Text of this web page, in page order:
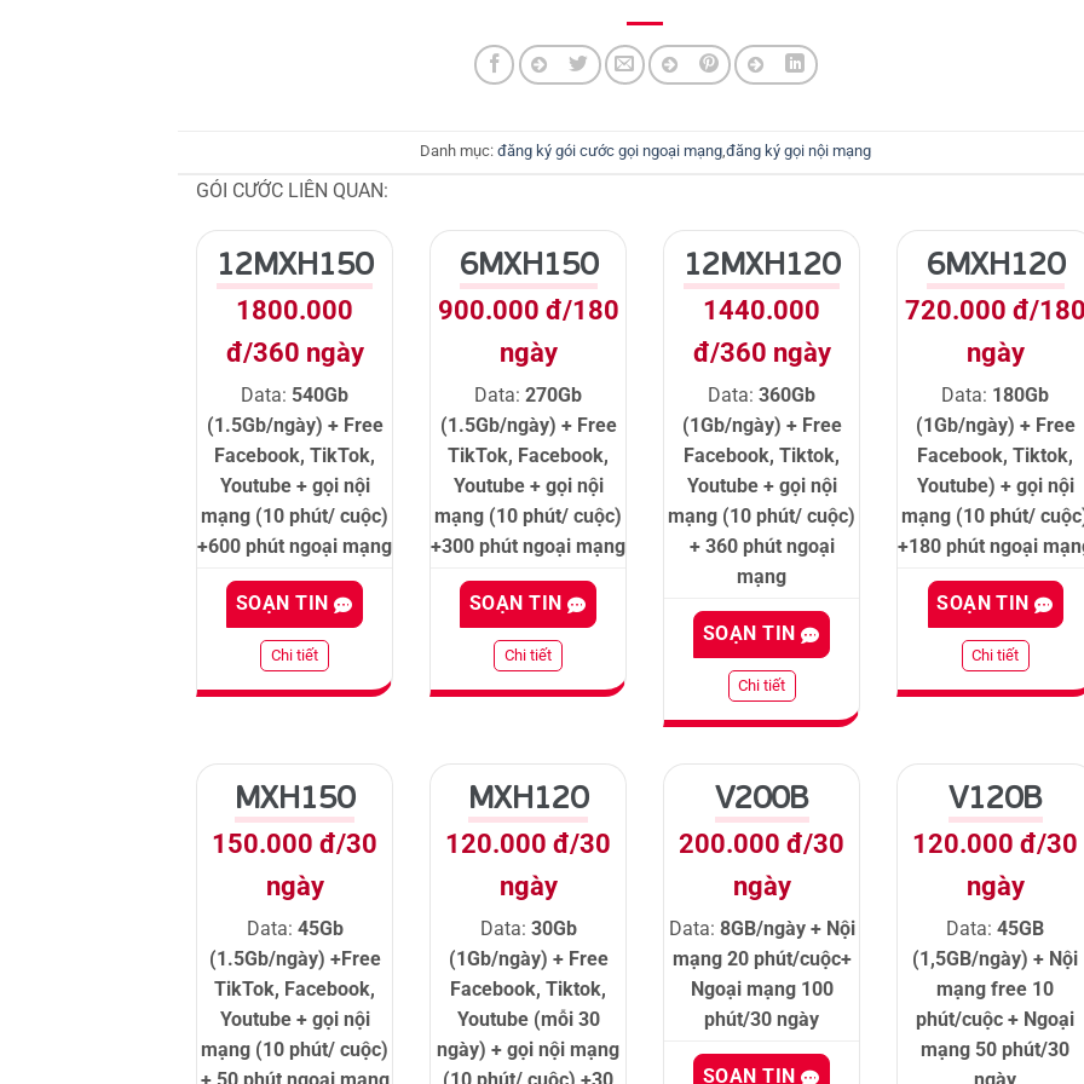
Danh mục: đăng ký gói cước gọi ngoại mạng, đăng ký gọi nội mạng
GÓI CƯỚC LIÊN QUAN:
12MXH150
1800.000
đ/360 ngày
Data: 540Gb
(1.5Gb/ngày) + Free
Facebook, TikTok,
Youtube + gọi nội
mạng (10 phút/ cuộc)
+600 phút ngoại mạng
SOẠN TIN
Chi tiết
6MXH150
900.000 đ/180
ngày
Data:270Gb
(1.5Gb/ngày) + Free
TikTok, Facebook,
Youtube + gọi nội
mạng (10 phút/ cuộc)
+300 phút ngoại mạng
SOẠN TIN
Chi tiết
12MXH120
1440.000
đ/360 ngày
Data:360Gb
(1Gb/ngày) + Free
Facebook, Tiktok,
Youtube + gọi nội
mạng (10 phút/ cuộc)
+ 360 phút ngoại
mạng
SOẠN TIN
Chi tiết
6MXH120
720.000 đ/
ngày
Data: 180Gb
(1Gb/ngày) + Free
Facebook, Tiktok,
Youtube) + gọi nội
mạng (10 phút/
+180 phút ngoại
SOẠN TIN
Chi tiết
MXH150
150.000 đ/30
ngày
Data: 45Gb
(1.5Gb/ngày) +Free
TikTok, Facebook,
Youtube + gọi nội
mạng (10 phút/ cuộc)
MXH120
120.000 đ/30
ngày
Data: 30Gb
(1Gb/ngày) + Free
Facebook, Tiktok,
Youtube (mỗi 30
ngày) + gọi nội mạng
V200B
200.000 đ/30
ngày
Data: 8GB/ngày + Nội
mạng 20 phút/cuộc+
Ngoại mạng 100
phút/30 ngày
SOẠN TIN
V120B
120.000 đ/30
ngày
Data:45GB
(1,5GB/ngày) + Nội
mạng free 10
phút/cuộc + Ngoại
mạng 50 phút/30